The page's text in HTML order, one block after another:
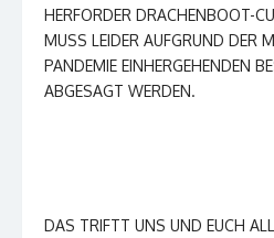
HERFORDER DRACHENBOOT-
MUSS LEIDER AUFGRUND DER
PANDEMIE EINHERGEHENDEN
ABGESAGT WERDEN.
DAS TRIFTT UNS UND EUCH